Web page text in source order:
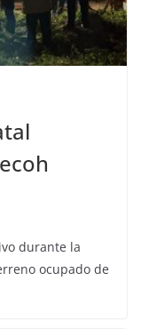
durante la
ocupado de